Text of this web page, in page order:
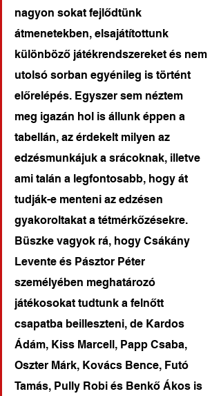
nagyon sokat fejlődtünk
átmenetekben, elsajátítottunk
különböző játékrendszereket és nem
utolsó sorban egyénileg is történt
előrelépés. Egyszer sem néztem
meg igazán hol is állunk éppen a
tabellán, az érdekelt milyen az
edzésmunkájuk a srácoknak, illetve
ami talán a legfontosabb, hogy át
tudják-e menteni az edzésen
gyakoroltakat a tétmérkőzésekre.
Büszke vagyok rá, hogy Csákány
Levente és Pásztor Péter
személyében meghatározó
játékosokat tudtunk a felnőtt
csapatba beilleszteni, de Kardos
Ádám, Kiss Marcell, Papp Csaba,
Oszter Márk, Kovács Bence, Futó
Tamás, Pully Robi és Benkő Ákos is